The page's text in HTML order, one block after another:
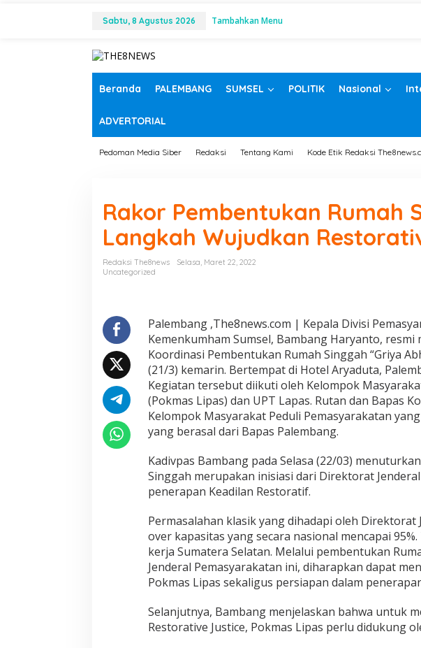
Sabtu, 8 Agustus 2026 Tambahkan Menu
Beranda PALEMBANG SUMSEL POLITIK Nasional
ADVERTORIAL
Pedoman Media Siber Redaksi Tentang Kami Kode Etik Redaksi
Rakor Pembentukan Rumah
Langkah Wujudkan
Redaksi The8news
Selasa, Maret 22, 2022
Uncategorized
Palembang ,The8news.com | Kepala Divisi
Kemenkumham Sumsel, Bambang Haryanto,
Koordinasi Pembentukan Rumah Singgah “Griya
(21/3) kemarin. Bertempat di Hotel Aryaduta,
Kegiatan tersebut diikuti oleh Kelompok
(Pokmas Lipas) dan UPT Lapas. Rutan dan Bapas
Kelompok Masyarakat Peduli Pemasyarakatan
yang berasal dari Bapas Palembang.
Kadivpas Bambang pada Selasa (22/03)
Singgah merupakan inisiasi dari Direktorat
penerapan Keadilan Restoratif.
Permasalahan klasik yang dihadapi oleh Direktorat
over kapasitas yang secara nasional mencapai
kerja Sumatera Selatan. Melalui pembentukan
Jenderal Pemasyarakatan ini, diharapkan dapat
Pokmas Lipas sekaligus persiapan dalam
Selanjutnya, Bambang menjelaskan bahwa untuk
Restorative Justice, Pokmas Lipas perlu didukung